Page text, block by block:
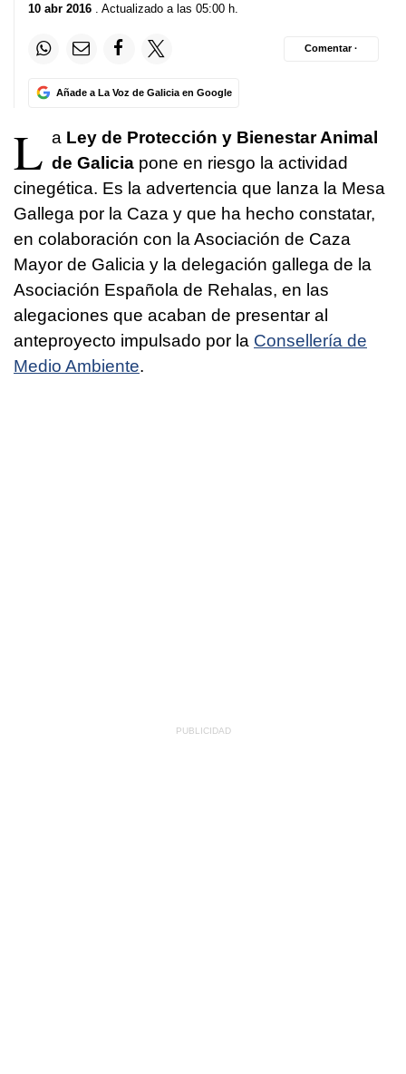
10 abr 2016 . Actualizado a las 05:00 h.
Añade a La Voz de Galicia en Google
Comentar ·
L a Ley de Protección y Bienestar Animal
de Galicia pone en riesgo la actividad
cinegética. Es la advertencia que lanza la Mesa
Gallega por la Caza y que ha hecho constatar,
en colaboración con la Asociación de Caza
Mayor de Galicia y la delegación gallega de la
Asociación Española de Rehalas, en las
alegaciones que acaban de presentar al
anteproyecto impulsado por la Consellería de
Medio Ambiente.